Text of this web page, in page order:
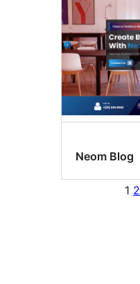
Neom Blog
1 2